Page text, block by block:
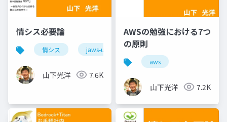
情シス必要論
情シス jaws-ug aws
山下光洋 7.6K
AWSの勉強における7つ
の原則
aws
山下光洋 7.2K